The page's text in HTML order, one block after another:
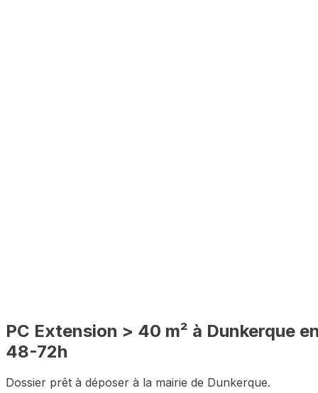
PC Extension > 40 m² à Dunkerque
48-72h
Dossier prêt à déposer à la mairie de Dunkerque.